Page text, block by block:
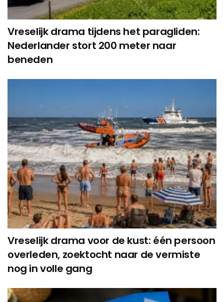
Vreselijk drama tijdens het paragliden:
Nederlander stort 200 meter naar
beneden
Vreselijk drama voor de kust: één persoon
overleden, zoektocht naar de vermiste
nog in volle gang